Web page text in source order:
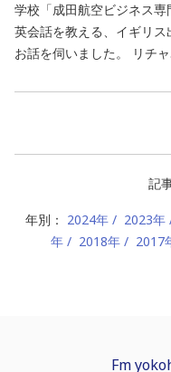
学校「成田航空ビジネス
英会話を教える、イギリ
お話を伺いました。 リチャ
記
年別： 2024年 2023年
年
2018年 2017
Fm